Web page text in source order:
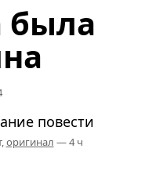
была
повести
оригинал — 4 ч